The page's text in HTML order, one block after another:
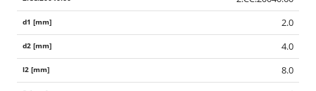
2.0
4.0
8.0